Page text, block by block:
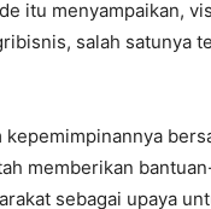
itu menyampaikan,
salah satunya
kepemimpinannya
memberikan
sebagai upaya